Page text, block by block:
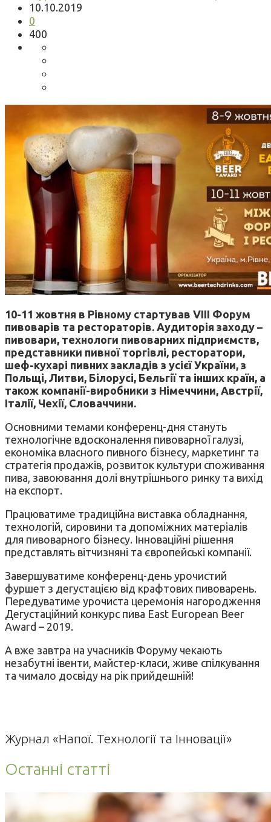
10.10.2019
0
400
10-11 жовтня в Рівному стартував VIII Форум
пивоварів та рестораторів. Аудиторія заходу –
пивовари, технологи пивоварних підприємств,
представники пивної торгівлі, ресторатори,
шеф-кухарі пивних закладів з усієї України, з
Польщі, Литви, Білорусі, Бельгії та інших країн, а
також компанії-виробники з Німеччини, Австрії,
Італії, Чехії, Словаччини.
Основними темами конференц-дня стануть
технологічне вдосконалення пивоварної галузі,
економіка власного пивного бізнесу, маркетинг та
стратегія продажів, розвиток культури споживання
пива, завоювання долі внутрішнього ринку та вихід
на експорт.
Працюватиме традиційна виставка обладнання,
технологій, сировини та допоміжних матеріалів
для пивоварного бізнесу. Інноваційні рішення
представлять вітчизняні та європейські компанії.
Завершуватиме конференц-день урочистий
фуршет з дегустацією від крафтових пивоварень.
Передуватиме урочиста церемонія нагородження
Дегустаційний конкурс пива East European Beer
Award – 2019.
А вже завтра на учасників Форуму чекають
незабутні івенти, майстер-класи, живе спілкування
та чимало досвіду на рік прийдешній!
Журнал «Напої. Технології та Інновації»
Останні статті